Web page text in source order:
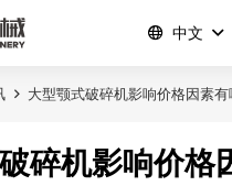
中文
大型颚式破碎机影响价格因素有
碎机影响价格